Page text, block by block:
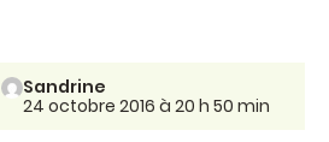
Sandrine
24 octobre 2016 à 20 h 50 min